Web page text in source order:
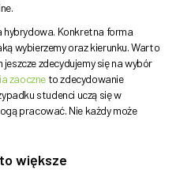
hybrydowa. Konkretna forma
wybierzemy oraz kierunku. Warto
zdecydujemy się na wybór
zaoczne to zdecydowanie
studenci uczą się w
pracować. Nie każdy może
większe